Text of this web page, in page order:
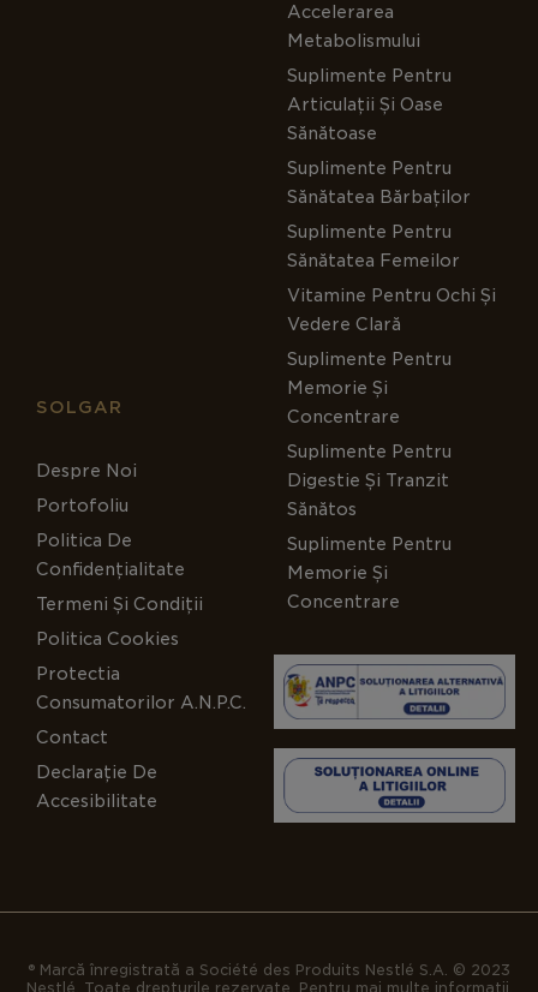
Accelerarea
Metabolismului
Suplimente Pentru
Articulații Și Oase
Sănătoase
Suplimente Pentru
Sănătatea Bărbaților
Suplimente Pentru
Sănătatea Femeilor
Vitamine Pentru Ochi Și
Vedere Clară
Suplimente Pentru
Memorie Și
Concentrare
Suplimente Pentru
Digestie Și Tranzit
Sănătos
Suplimente Pentru
Memorie Și
Concentrare
SOLGAR
Despre Noi
Portofoliu
Politica De
Confidențialitate
Termeni Și Condiții
Politica Cookies
Protectia
Consumatorilor A.N.P.C.
Contact
Declarație De
Accesibilitate
® Marcă înregistrată a Société des Produits Nestlé S.A. © 2023
Nestlé. Toate drepturile rezervate. Pentru mai multe informații,